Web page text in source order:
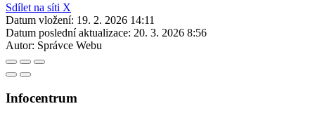
Sdílet na síti X
Datum vložení: 19. 2. 2026 14:11
Datum poslední aktualizace: 20. 3. 2026 8:56
Autor: Správce Webu
Infocentrum